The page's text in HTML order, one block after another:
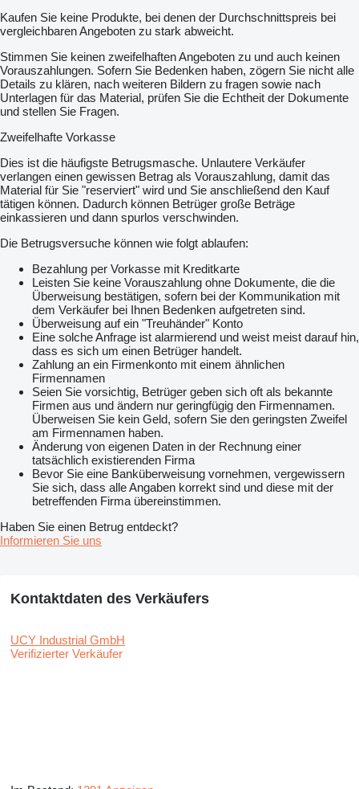
Idle state: Room temperature 25 degrees C
oven temperature 210 degrees C
Fume extraction (draft channels): Standard
Pneumatic oven threading (with pistol): Standard
Find more here
Kontaktdaten anzeigen
Contact us at
Kaufen Sie keine Produkte, bei denen der Durchschnittspreis bei
vergleichbaren Angeboten zu stark abweicht.
Stimmen Sie keinen zweifelhaften Angeboten zu und auch keinen
Vorauszahlungen. Sofern Sie Bedenken haben, zögern Sie nicht alle
Details zu klären, nach weiteren Bildern zu fragen sowie nach
Unterlagen für das Material, prüfen Sie die Echtheit der Dokumente
und stellen Sie Fragen.
Zweifelhafte Vorkasse
Dies ist die häufigste Betrugsmasche. Unlautere Verkäufer
verlangen einen gewissen Betrag als Vorauszahlung, damit das
Material für Sie "reserviert" wird und Sie anschließend den Kauf
tätigen können. Dadurch können Betrüger große Beträge
einkassieren und dann spurlos verschwinden.
Die Betrugsversuche können wie folgt ablaufen:
Bezahlung per Vorkasse mit Kreditkarte
Leisten Sie keine Vorauszahlung ohne Dokumente, die die
Überweisung bestätigen, sofern bei der Kommunikation mit
dem Verkäufer bei Ihnen Bedenken aufgetreten sind.
Überweisung auf ein "Treuhänder" Konto
Eine solche Anfrage ist alarmierend und weist meist darauf hin,
dass es sich um einen Betrüger handelt.
Zahlung an ein Firmenkonto mit einem ähnlichen
Firmennamen
Seien Sie vorsichtig, Betrüger geben sich oft als bekannte
Firmen aus und ändern nur geringfügig den Firmennamen.
Überweisen Sie kein Geld, sofern Sie den geringsten Zweifel
am Firmennamen haben.
Änderung von eigenen Daten in der Rechnung einer
tatsächlich existierenden Firma
Bevor Sie eine Banküberweisung vornehmen, vergewissern
Sie sich, dass alle Angaben korrekt sind und diese mit der
betreffenden Firma übereinstimmen.
Haben Sie einen Betrug entdeckt?
Informieren Sie uns
Kontaktdaten des Verkäufers
UCY Industrial GmbH
Verifizierter Verkäufer